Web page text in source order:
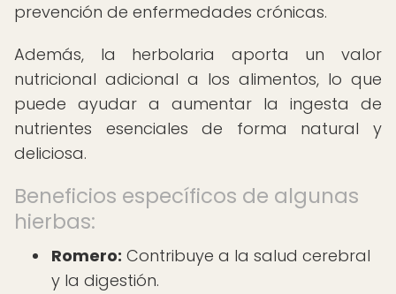
prevención de enfermedades crónicas.
Además, la herbolaria aporta un valor
nutricional adicional a los alimentos, lo que
puede ayudar a aumentar la ingesta de
nutrientes esenciales de forma natural y
deliciosa.
Beneficios específicos de algunas
hierbas:
Romero: Contribuye a la salud cerebral
y la digestión.